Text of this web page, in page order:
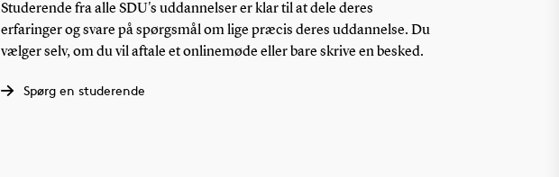
Studerende fra alle SDU's uddannelser er klar til at dele deres
erfaringer og svare på spørgsmål om lige præcis deres uddannelse. Du
vælger selv, om du vil aftale et onlinemøde eller bare skrive en besked.
Spørg en studerende